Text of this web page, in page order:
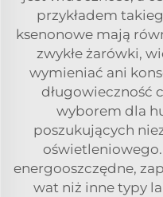
przykładem
ksenonowe mają
zwykłe żarówki,
wymieniać ani
długowieczność
wyborem dla
poszukujących
oświetleniowego.
energooszczędne,
wat niż inne typy